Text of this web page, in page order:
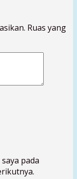
Ruas yang
pada